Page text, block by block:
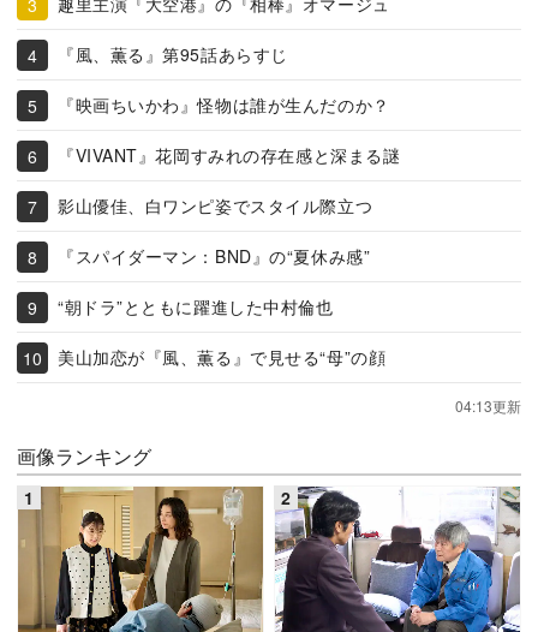
『風、薫る』第95話あらすじ
『映画ちいかわ』怪物は誰が生んだのか？
『VIVANT』花岡すみれの存在感と深まる謎
影山優佳、白ワンピ姿でスタイル際立つ
『スパイダーマン：BND』の“夏休み感”
“朝ドラ”とともに躍進した中村倫也
美山加恋が『風、薫る』で見せる“母”の顔
04:13更新
画像ランキング